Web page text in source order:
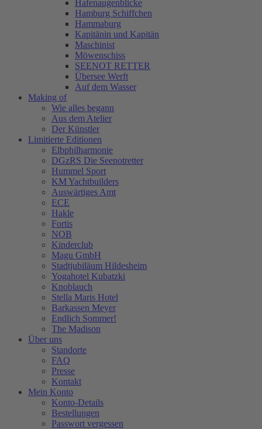
Hafenaugen­blicke
Hamburg Schiffchen
Hammaburg
Kapitänin und Kapitän
Maschinist
Möwenschiss
SEENOT RETTER
Übersee Werft
Auf dem Wasser
Making of
Wie alles begann
Aus dem Atelier
Der Künstler
Limitierte Editionen
Elbphilharmonie
DGzRS Die Seenotretter
Hummel Sport
KM Yachtbuilders
Auswärtiges Amt
ECE
Hakle
Fortis
NOB
Kinderclub
Magu GmbH
Stadtjubiläum Hildesheim
Yogahotel Kubatzki
Knoblauch
Stella Maris Hotel
Barkassen Meyer
Endlich Sommer!
The Madison
Über uns
Standorte
FAQ
Presse
Kontakt
Mein Konto
Konto-Details
Bestellungen
Passwort vergessen